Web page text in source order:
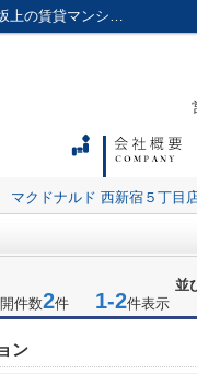
マクドナルド 西新宿５丁目店周辺の物件一覧｜アクセス株式会社｜東中野、中野坂上の賃貸マンションやアパートに強い不動産会社
マクドナルド 西新宿５丁目
並
件数2件 1-2件表示
ン